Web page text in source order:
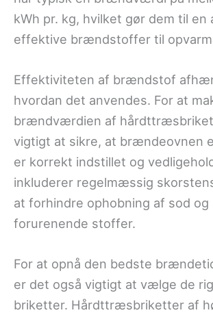
kWh pr. kg, hvilket gør dem til en
effektive brændstoffer til
Effektiviteten af brændstof
hvordan det anvendes. For at
brændværdien af
vigtigt at sikre, at brændeovnen
er korrekt indstillet og
inkluderer regelmæssig
at forhindre ophobning af sod og
forurenende stoffer.
For at opnå den bedste
er det også vigtigt at vælge de
briketter. Hårdttræsbriketter af